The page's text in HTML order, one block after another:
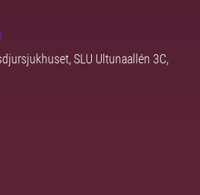
SLU Ultunaallén 3C,